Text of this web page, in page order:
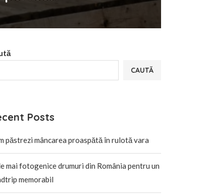
CAUTĂ
Posts
păstrezi mâncarea proaspătă în rulotă vara
mai fotogenice drumuri din România pentru un
memorabil